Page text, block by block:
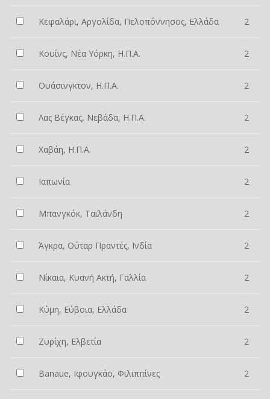
Κεφαλάρι, Αργολίδα, Πελοπόννησος, Ελλάδα 2
Κουίνς, Νέα Υόρκη, Η.Π.Α. 2
Ουάσινγκτον, Η.Π.Α. 2
Λας Βέγκας, Νεβάδα, Η.Π.Α. 2
Χαβάη, Η.Π.Α. 2
Ιαπωνία 2
Μπανγκόκ, Ταϊλάνδη 2
Άγκρα, Ούταρ Πραντές, Ινδία 2
Νίκαια, Κυανή Ακτή, Γαλλία 2
Κύμη, Εύβοια, Ελλάδα 2
Ζυρίχη, Ελβετία 2
Banaue, Ιφουγκάο, Φιλιππίνες 2